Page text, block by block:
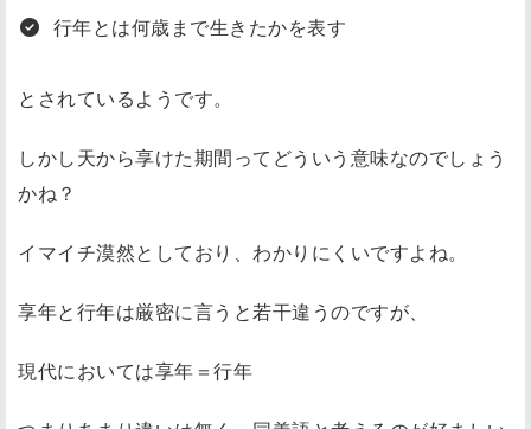
行年とは何歳まで生きたかを表す
とされているようです。
しかし天から享けた期間ってどういう意味なのでしょう
かね？
イマイチ漠然としており、わかりにくいですよね。
享年と行年は厳密に言うと若干違うのですが、
現代においては享年＝行年